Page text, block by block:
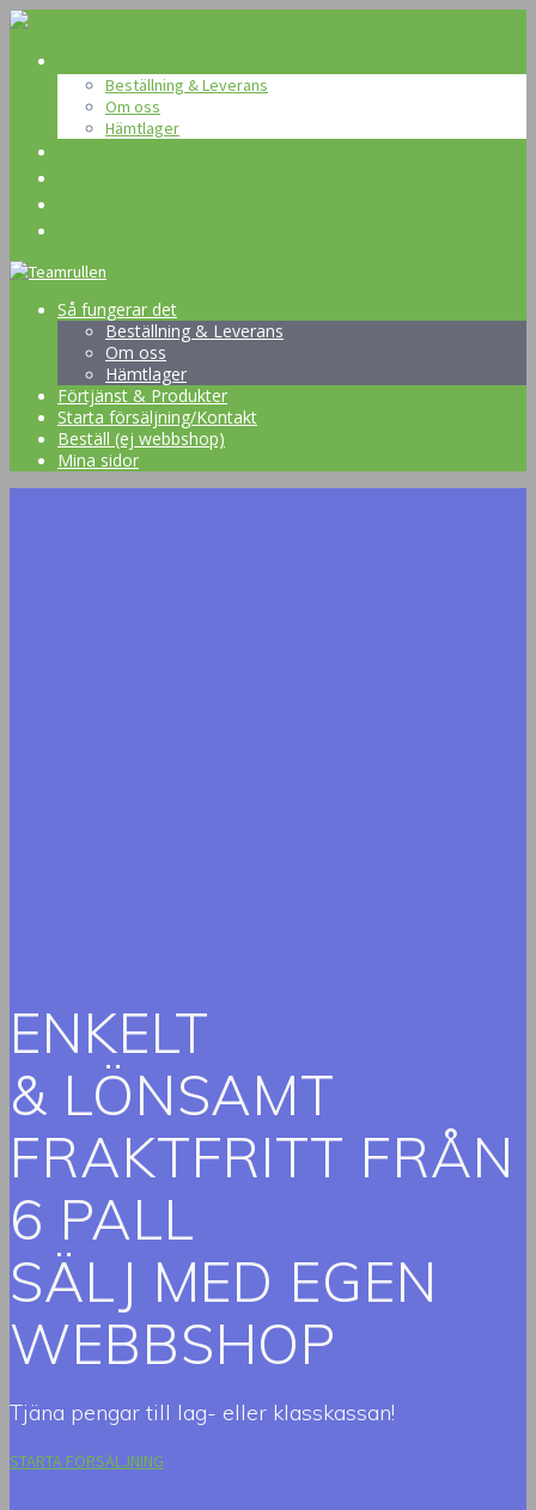
Skip
content
Beställning & Leverans
Om oss
Hämtlager
Så fungerar det
Beställning & Leverans
Om oss
Hämtlager
Förtjänst & Produkter
Starta försäljning/Kontakt
Beställ (ej webbshop)
Mina sidor
ENKELT
& LÖNSAMT
FRAKTFRITT FRÅN
6 PALL
SÄLJ MED EGEN
WEBBSHOP
Tjäna pengar till lag- eller klasskassan!
STARTA FÖRSÄLJNING